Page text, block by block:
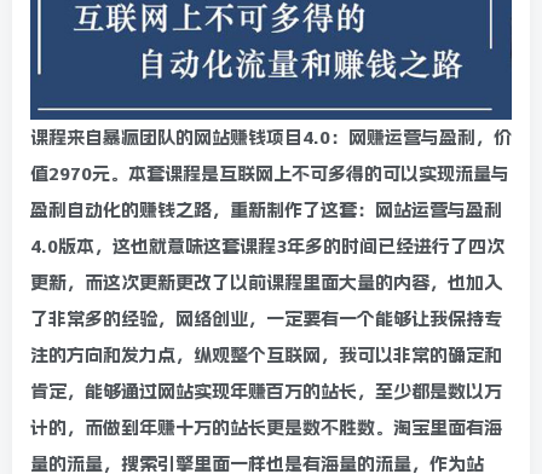
课程来自暴疯团队的网站赚钱项目4.0：网赚运营与盈利，价
值2970元。本套课程是互联网上不可多得的可以实现流量与
盈利自动化的赚钱之路，重新制作了这套：网站运营与盈利
4.0版本，这也就意味这套课程3年多的时间已经进行了四次
更新，而这次更新更改了以前课程里面大量的内容，也加入
了非常多的经验，网络创业，一定要有一个能够让我保持专
注的方向和发力点，纵观整个互联网，我可以非常的确定和
肯定，能够通过网站实现年赚百万的站长，至少都是数以万
计的，而做到年赚十万的站长更是数不胜数。淘宝里面有海
量的流量，搜索引擎里面一样也是有海量的流量，作为站